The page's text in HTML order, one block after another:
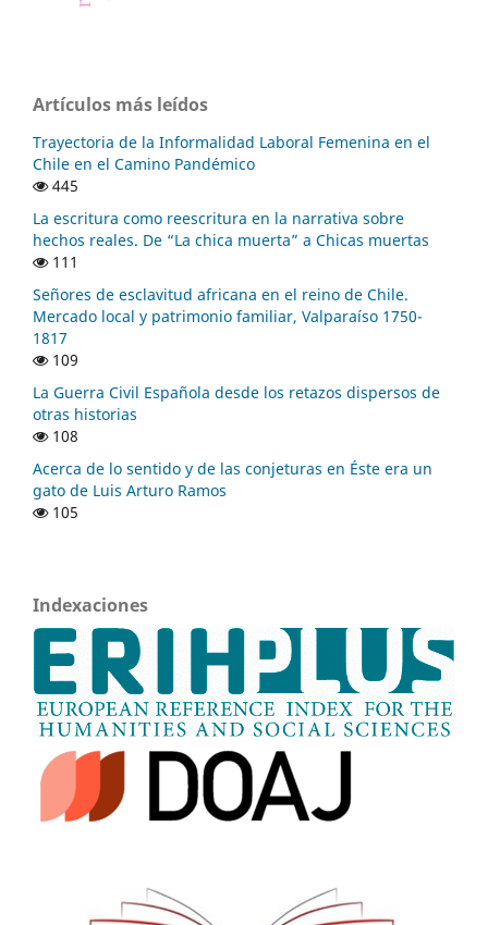
Artículos más leídos
Trayectoria de la Informalidad Laboral Femenina en el
Chile en el Camino Pandémico
445
La escritura como reescritura en la narrativa sobre
hechos reales. De “La chica muerta” a Chicas muertas
111
Señores de esclavitud africana en el reino de Chile.
Mercado local y patrimonio familiar, Valparaíso 1750-
1817
109
La Guerra Civil Española desde los retazos dispersos de
otras historias
108
Acerca de lo sentido y de las conjeturas en Éste era un
gato de Luis Arturo Ramos
105
Indexaciones